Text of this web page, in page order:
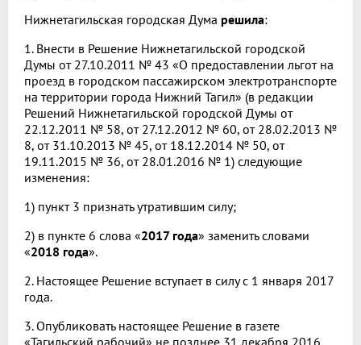
Нижнетагильская городская Дума решила:
1. Внести в Решение Нижнетагильской городской
Думы от 27.10.2011 № 43 «О предоставлении льгот на
проезд в городском пассажирском электротранспорте
на территории города Нижний Тагил» (в редакции
Решений Нижнетагильской городской Думы от
22.12.2011 № 58, от 27.12.2012 № 60, от 28.02.2013 №
8, от 31.10.2013 № 45, от 18.12.2014 № 50, от
19.11.2015 № 36, от 28.01.2016 № 1) следующие
изменения:
1) пункт 3 признать утратившим силу;
2) в пункте 6 слова «2017 года» заменить словами
«2018 года».
2. Настоящее Решение вступает в силу с 1 января 2017
года.
3. Опубликовать настоящее Решение в газете